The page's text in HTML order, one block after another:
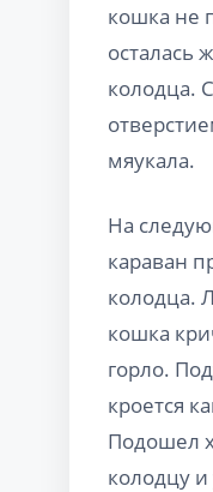
кошка не
осталась
колодца.
мяукала.
На
караван
колодца.
кошка
горло.
кроется
Подошел
колодцу